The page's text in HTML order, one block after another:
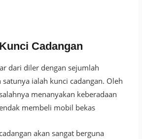
Cadangan
dari diler dengan sejumlah
satunya ialah kunci cadangan. Oleh
menanyakan keberadaan
membeli mobil bekas
akan sangat berguna